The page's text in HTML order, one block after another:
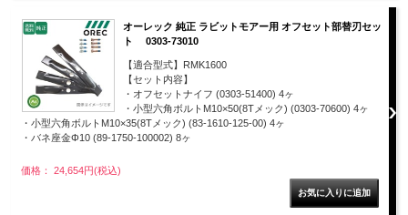
オーレック 純正 ラビットモアー用 オフセット部替刃セッ
ト 0303-73010
【適合型式】RMK1600
【セット内容】
・オフセットナイフ (0303-51400) 4ヶ
・小型六角ボルトM10×50(8Tメック) (0303-70600) 4ヶ
・小型六角ボルトM10×35(8Tメック) (83-1610-125-00) 4ヶ
・バネ座金Φ10 (89-1750-100002) 8ヶ
価格： 24,654円(税込)